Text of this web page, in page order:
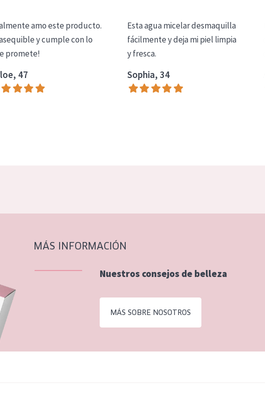
amo este producto.
y cumple con lo
promete!
47
Esta agua micelar desmaquilla
fácilmente y deja mi piel limpia
y fresca.
Sophia, 34
MÁS INFORMACIÓN
Nuestros consejos de belleza
MÁS SOBRE NOSOTROS